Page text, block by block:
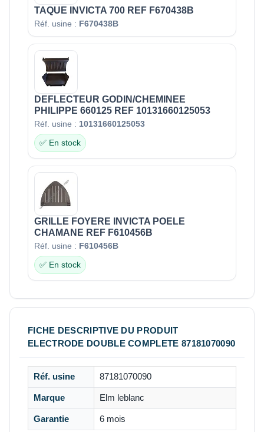
TAQUE INVICTA 700 REF F670438B
Réf. usine : F670438B
DEFLECTEUR GODIN/CHEMINEE
PHILIPPE 660125 REF 10131660125053
Réf. usine : 10131660125053
✅ En stock
GRILLE FOYERE INVICTA POELE
CHAMANE REF F610456B
Réf. usine : F610456B
✅ En stock
FICHE DESCRIPTIVE DU PRODUIT
ELECTRODE DOUBLE COMPLETE 87181070090
Réf. usine 87181070090
Marque Elm leblanc
Garantie 6 mois